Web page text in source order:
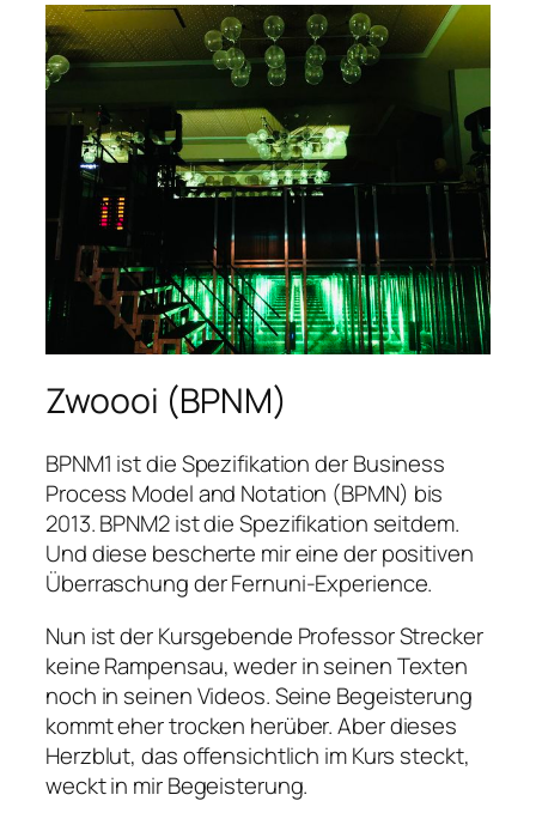
Zwoooi (BPNM)
BPNM1 ist die Spezifikation derBusiness
Process Model and Notation (BPMN) bis
2013. BPNM2 ist die Spezifikation seitdem.
Und diese bescherte mir eine der positiven
Überraschung der Fernuni-Experience.
Nun ist der Kursgebende Professor Strecker
keine Rampensau, weder in seinen Texten
noch in seinen Videos. Seine Begeisterung
kommt eher trocken herüber. Aber dieses
Herzblut, das offensichtlich im Kurs steckt,
weckt in mir Begeisterung.